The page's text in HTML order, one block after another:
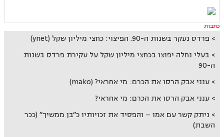
כתבות
פרדס נעקר בשנות ה-90. הפיצוי: כחצי מיליון שקל (ynet)
בעלי נחלה יפוצו בכחצי מיליון שקל על עקירת פרדס בשנות
ה-90
ענני אבק הרסו את הכרם: מי אחראי? (mako)
ענני אבק הרסו את הכרם: מי אחראי?
ניתק קשר עם אמו – והפסיד את זכויותיו כ״בן ממשיך״ (ככר
השבת)